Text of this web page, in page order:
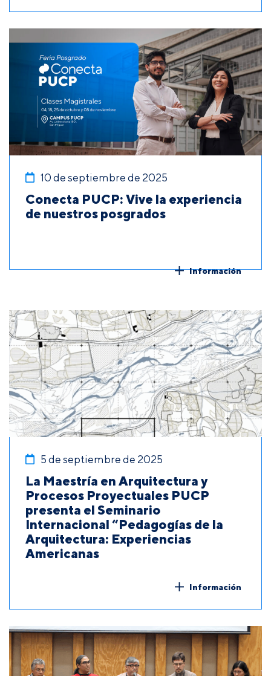
10 de septiembre de 2025
Conecta PUCP: Vive la experiencia
de nuestros posgrados
Información
5 de septiembre de 2025
La Maestría en Arquitectura y
Procesos Proyectuales PUCP
presenta el Seminario
Internacional “Pedagogías de la
Arquitectura: Experiencias
Americanas
Información